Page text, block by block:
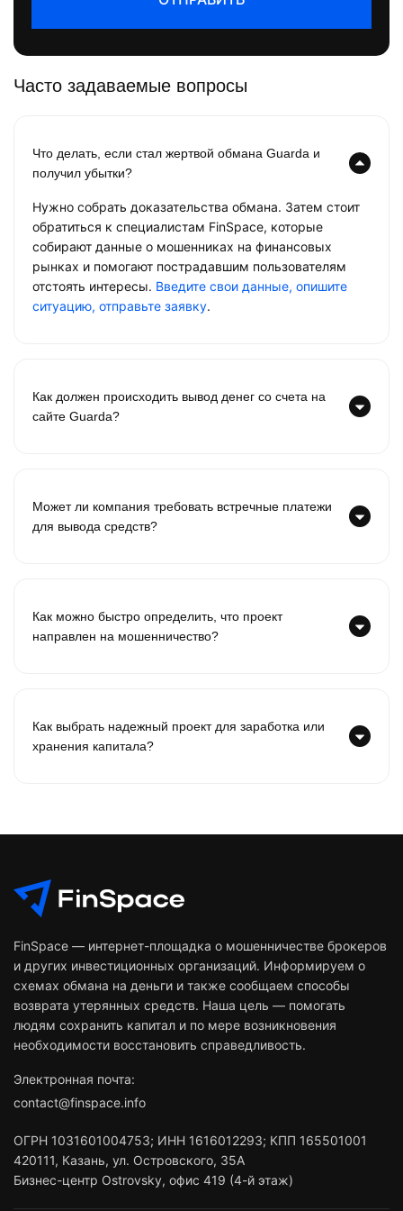
Часто задаваемые вопросы
Что делать, если стал жертвой обмана Guarda и
получил убытки?
Нужно собрать доказательства обмана. Затем стоит
обратиться к специалистам FinSpace, которые
собирают данные о мошенниках на финансовых
рынках и помогают пострадавшим пользователям
отстоять интересы. Введите свои данные, опишите
ситуацию, отправьте заявку.
Как должен происходить вывод денег со счета на
сайте Guarda?
Может ли компания требовать встречные платежи
для вывода средств?
Как можно быстро определить, что проект
направлен на мошенничество?
Как выбрать надежный проект для заработка или
хранения капитала?
FinSpace — интернет-площадка о мошенничестве брокеров
и других инвестиционных организаций. Информируем о
схемах обмана на деньги и также сообщаем способы
возврата утерянных средств. Наша цель — помогать
людям сохранить капитал и по мере возникновения
необходимости восстановить справедливость.
Электронная почта:
contact@finspace.info
ОГРН 1031601004753; ИНН 1616012293; КПП 165501001
420111, Казань, ул. Островского, 35А
Бизнес-центр Ostrovsky, офис 419 (4-й этаж)